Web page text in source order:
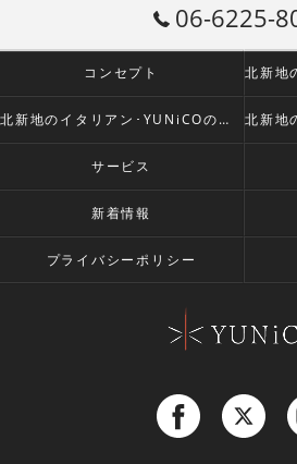
06-6225-
コンセプト
北新地のイタリアン･YUNiCOの評判
サービス
新着情報
プライバシーポリシー